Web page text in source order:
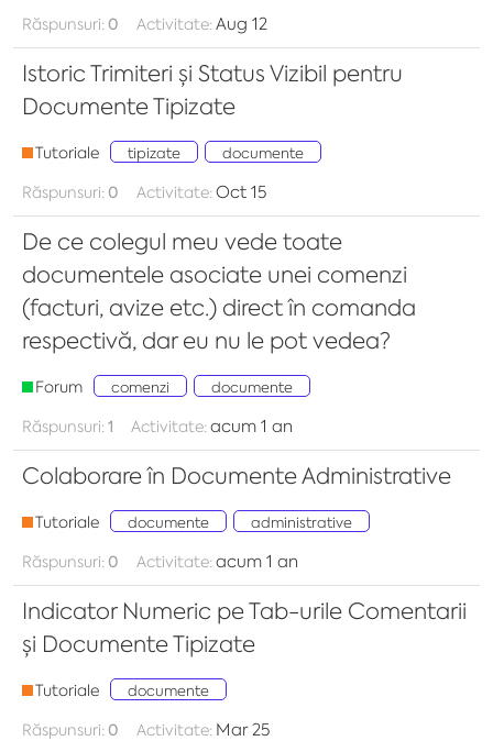
Răspunsuri:0 Activitate:Aug 12
Istoric Trimiteri și Status Vizibil pentru
Documente Tipizate
Tutoriale tipizate documente
Răspunsuri:0 Activitate:Oct 15
De ce colegul meu vede toate
documentele asociate unei comenzi
(facturi, avize etc.) direct în comanda
respectivă, dar eu nu le pot vedea?
Forum comenzi documente
Răspunsuri:1 Activitate:acum 1 an
Colaborare în Documente Administrative
Tutoriale documente administrative
Răspunsuri:0 Activitate:acum 1 an
Indicator Numeric pe Tab-urile Comentarii
și Documente Tipizate
Tutoriale documente
Răspunsuri:0 Activitate: Mar 25